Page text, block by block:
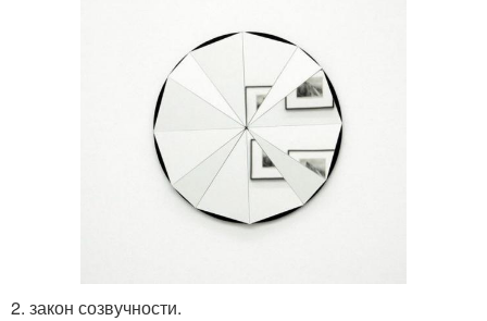
2. закон созвучности.